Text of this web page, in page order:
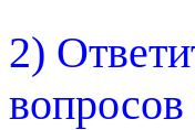
2)
вопросов